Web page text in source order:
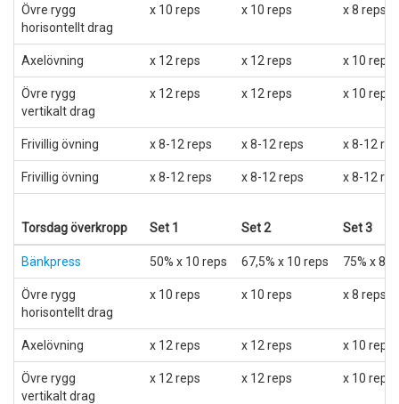
Övre rygg
horisontellt drag
x 10 reps x 10 reps x 8 reps
Axelövning x 12 reps x 12 reps x 10 reps
Övre rygg
vertikalt drag
x 12 reps x 12 reps x 10 reps
Frivillig övning x 8-12 reps x 8-12 reps x 8-12
Frivillig övning x 8-12 reps x 8-12 reps x 8-12
Torsdag överkropp Set 1 Set 2 Set 3
Bänkpress 50% x 10 reps 67,5% x 10 reps 75% x 8
Övre rygg
horisontellt drag
x 10 reps x 10 reps x 8 reps
Axelövning x 12 reps x 12 reps x 10 reps
Övre rygg
vertikalt drag
x 12 reps x 12 reps x 10 reps